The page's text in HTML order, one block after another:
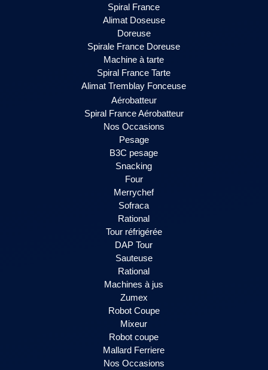
Spiral France
Alimat Doseuse
Doreuse
Spirale France Doreuse
Machine à tarte
Spiral France Tarte
Alimat Tremblay Fonceuse
Aérobatteur
Spiral France Aérobatteur
Nos Occasions
Pesage
B3C pesage
Snacking
Four
Merrychef
Sofraca
Rational
Tour réfrigérée
DAP Tour
Sauteuse
Rational
Machines à jus
Zumex
Robot Coupe
Mixeur
Robot coupe
Mallard Ferriere
Nos Occasions